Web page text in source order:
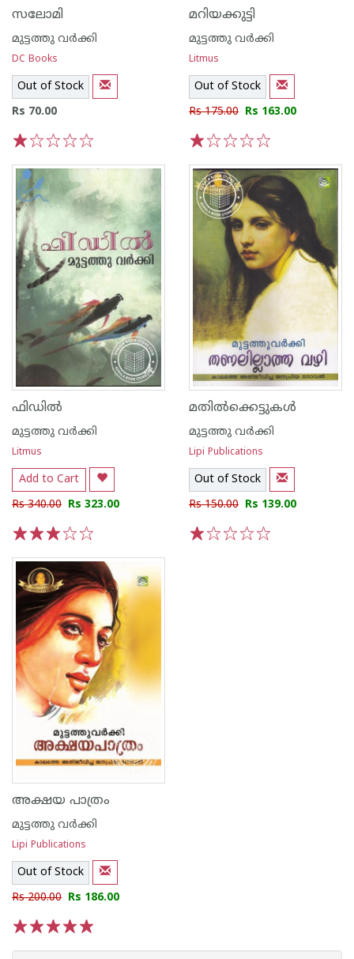
സലോമി
മുട്ടത്തു വര്‍ക്കി
DC Books
Out of Stock
Rs 70.00
മറിയക്കുട്ടി
മുട്ടത്തു വര്‍ക്കി
Litmus
Out of Stock
Rs 175.00 Rs 163.00
ഫിഡില്‍
മുട്ടത്തു വര്‍ക്കി
Litmus
Add to Cart
Rs 340.00 Rs 323.00
മതില്‍ക്കെട്ടുകള്‍
മുട്ടത്തു വര്‍ക്കി
Lipi Publications
Out of Stock
Rs 150.00 Rs 139.00
അക്ഷയ പാത്രം
മുട്ടത്തു വര്‍ക്കി
Lipi Publications
Out of Stock
Rs 200.00 Rs 186.00